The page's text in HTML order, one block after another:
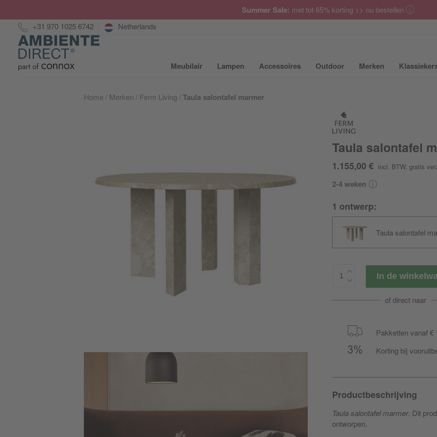
Summer Sale: met tot 65% korting >> nu bestellen
Hotline:
+31 970 1025 6742 Netherlands
Home
Meubilair Submenu van Meubilair uit- of inklappen
Lampen Submenu van Lampen uit- of inklappen
Accessoires Submenu van Accessoires uit- of
Outdoor Submenu van Outdoor
Merken Submenu
Home Merken Ferm Living Taula salontafel marmer
Taula salontafel
1.155,00 € incl. BTW, gratis
2-4 weken
1 ontwerp:
Taula salontafel
In de
of direct naar
Pakketten vanaf €
Korting bij
Productbeschrijving
Taula salontafel marmer. Dit
ontworpen.